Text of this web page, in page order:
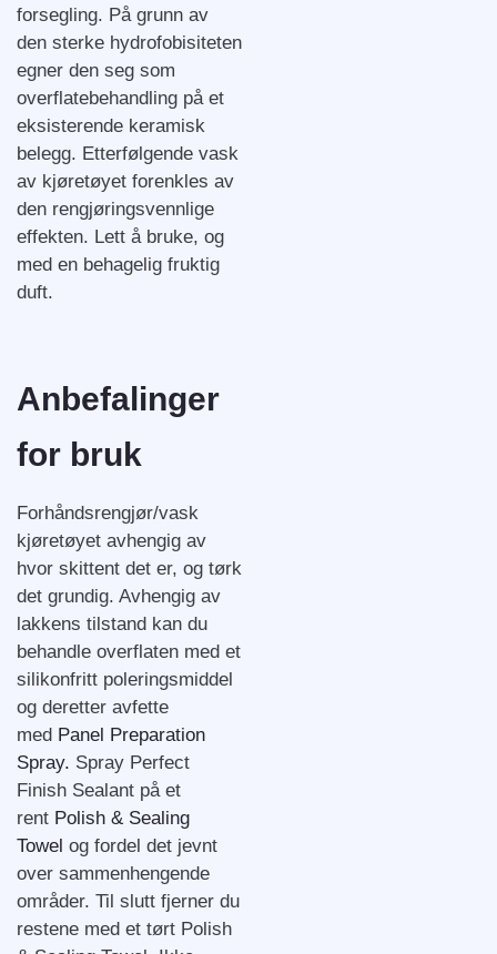
forsegling. På grunn av
den sterke hydrofobisiteten
egner den seg som
overflatebehandling på et
eksisterende keramisk
belegg. Etterfølgende vask
av kjøretøyet forenkles av
den rengjøringsvennlige
effekten. Lett å bruke, og
med en behagelig fruktig
duft.
Anbefalinger
for bruk
Forhåndsrengjør/vask
kjøretøyet avhengig av
hvor skittent det er, og tørk
det grundig. Avhengig av
lakkens tilstand kan du
behandle overflaten med et
silikonfritt poleringsmiddel
og deretter avfette
med Panel Preparation
Spray. Spray Perfect
Finish Sealant på et
rent Polish & Sealing
Towel og fordel det jevnt
over sammenhengende
områder. Til slutt fjerner du
restene med et tørt Polish